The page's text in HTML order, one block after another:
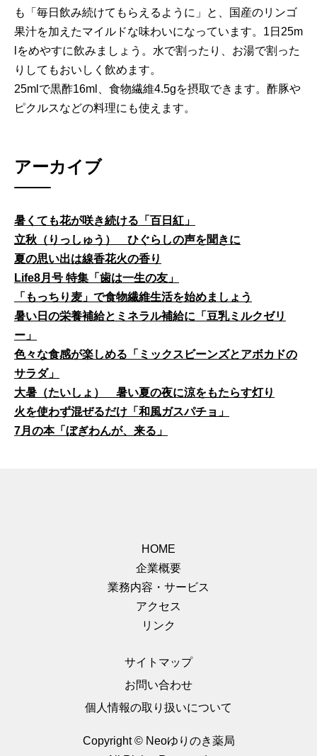
も「毎日飲み続けてもらえるように」と、国産のリンゴ
果汁を加えたマイルドな味わいになっています。1日25m
lをめやすに飲みましょう。水で割ったり、お湯で割った
りしてもおいしく飲めます。
25mlで黒酢16ml、食物繊維4.5gを摂取できます。酢豚や
ピクルスなどの料理にも使えます。
アーカイブ
暑くても花が咲き続ける「百日紅」
立秋（りっしゅう） ひぐらしの声を聞きに
夏の思い出は線香花火の香り
Life8月号 特集「歯は一生の友」
「もっちり麦」で食物繊維生活を始めましょう
暑い日の栄養補給とミネラル補給に「豆乳ミルクゼリ
ー」
色々な食感が楽しめる「ミックスビーンズとアボカドの
サラダ」
大暑（たいしょ） 暑い夏の夜に涼をもたらす灯り
火を使わず混ぜるだけ「和風ガスパチョ」
7月の本「ぼぎわんが、来る」
HOME
企業概要
業務内容・サービス
アクセス
リンク
サイトマップ
お問い合わせ
個人情報の取り扱いについて
Copyright © Neoゆりのき薬局